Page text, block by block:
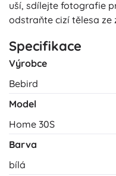
uší, sdílejte fotografie
odstraňte cizí tělesa
Specifikace
Výrobce
Bebird
Model
Home 30S
Barva
bílá